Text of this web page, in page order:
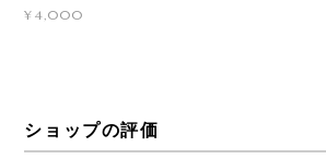
¥4,000
ショップの評価